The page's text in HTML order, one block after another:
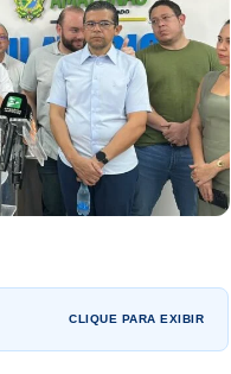
CLIQUE PARA EXIBIR